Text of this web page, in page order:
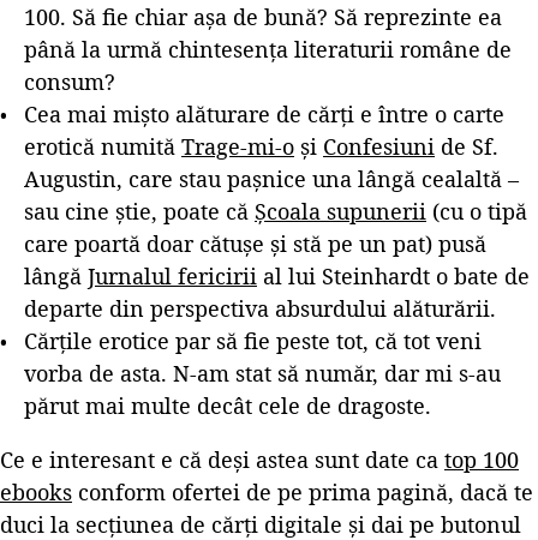
100. Să fie chiar așa de bună? Să reprezinte ea
până la urmă chintesența literaturii române de
consum?
Cea mai mișto alăturare de cărți e între o carte
erotică numită Trage-mi-o și Confesiuni de Sf.
Augustin, care stau pașnice una lângă cealaltă –
sau cine știe, poate că Școala supunerii (cu o tipă
care poartă doar cătușe și stă pe un pat) pusă
lângă Jurnalul fericirii al lui Steinhardt o bate de
departe din perspectiva absurdului alăturării.
Cărțile erotice par să fie peste tot, că tot veni
vorba de asta. N-am stat să număr, dar mi s-au
părut mai multe decât cele de dragoste.
Ce e interesant e că deși astea sunt date ca top 100
ebooks conform ofertei de pe prima pagină, dacă te
duci la secțiunea de cărți digitale și dai pe butonul